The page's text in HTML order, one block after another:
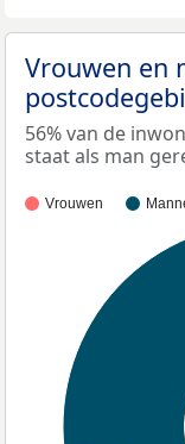
Vrouwen en
56% van de
staat als man
Vrouwen